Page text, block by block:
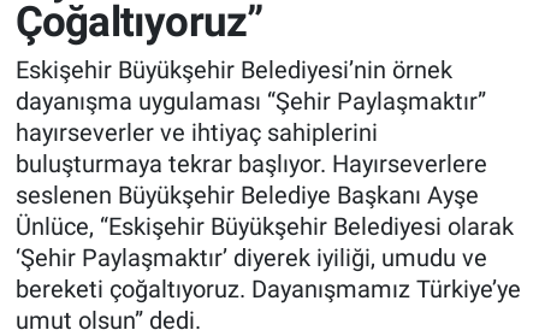
Çoğaltıyoruz”
Eskişehir Büyükşehir Belediyesi’nin örnek
dayanışma uygulaması “Şehir Paylaşmaktır”
hayırseverler ve ihtiyaç sahiplerini
buluşturmaya tekrar başlıyor. Hayırseverlere
seslenen Büyükşehir Belediye Başkanı Ayşe
Ünlüce, “Eskişehir Büyükşehir Belediyesi olarak
‘Şehir Paylaşmaktır’ diyerek iyiliği, umudu ve
bereketi çoğaltıyoruz. Dayanışmamız Türkiye’ye
umut olsun” dedi.
SİYASET
TEKNOLOJİ
EKONOMİ
SPOR
ASAYİŞ
Tüm Manşetler
Son Dakika Haberleri
Haber Arşivi